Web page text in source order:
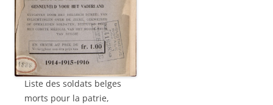
Liste des soldats belges
morts pour la patrie,